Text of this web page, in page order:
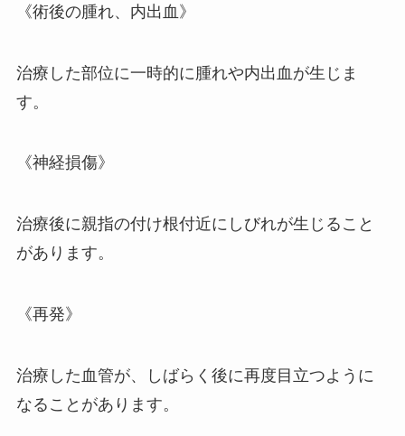
《術後の腫れ、内出血》
治療した部位に一時的に腫れや内出血が生じま
す。
《神経損傷》
治療後に親指の付け根付近にしびれが生じること
があります。
《再発》
治療した血管が、しばらく後に再度目立つように
なることがあります。